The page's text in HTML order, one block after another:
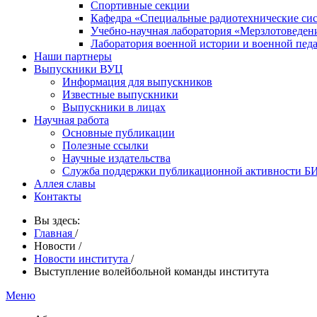
Спортивные секции
Кафедра «Специальные радиотехнические
Учебно-научная лаборатория
Лаборатория военной истории и военной
Наши партнеры
Выпускники ВУЦ
Информация для выпускников
Известные выпускники
Выпускники в лицах
Научная работа
Основные публикации
Полезные ссылки
Научные издательства
Служба поддержки публикационной активности
Аллея славы
Контакты
Вы здесь:
Главная /
Новости /
Новости института /
Выступление волейбольной команды института
Меню